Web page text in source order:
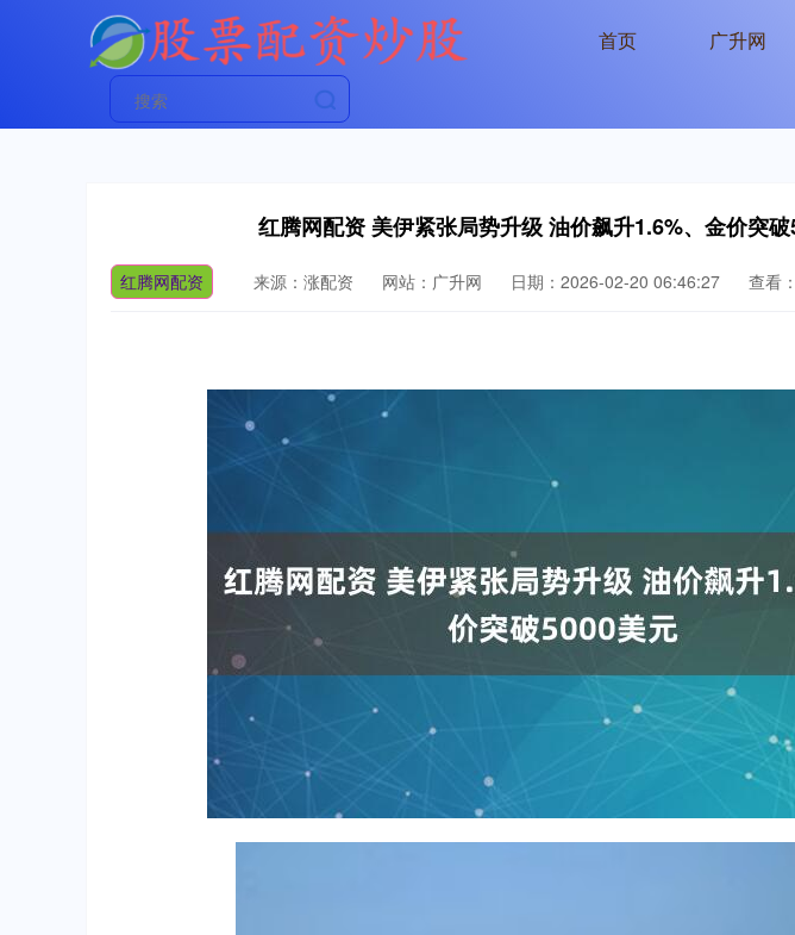
首页 广升网
红腾网配资 美伊紧张局势升级 油价飙升1.6%、金价突
红腾网配资 来源：涨配资 网站：广升网 日期：2026-02-20 06:46:27 查看
上证指数 3900.35 21.92 0.57% 深证成指